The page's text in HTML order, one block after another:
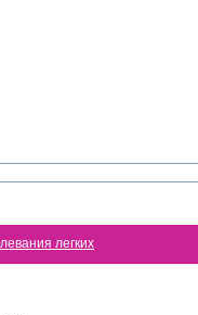
легких